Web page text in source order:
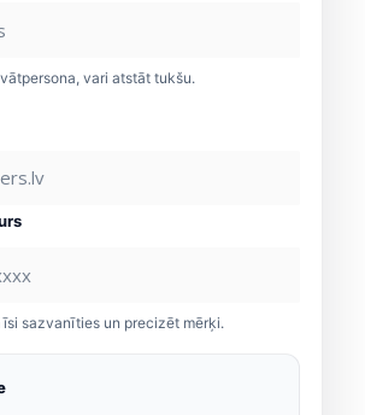
vari atstāt tukšu.
sazvanīties un precizēt mērķi.